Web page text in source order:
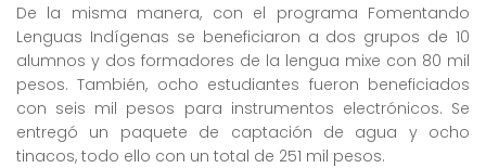
De la misma manera, con el programa Fomentando
Lenguas Indígenas se beneficiaron a dos grupos de 10
alumnos y dos formadores de la lengua mixe con 80 mil
pesos. También, ocho estudiantes fueron beneficiados
con seis mil pesos para instrumentos electrónicos. Se
entregó un paquete de captación de agua y ocho
tinacos, todo ello con un total de 251 mil pesos.